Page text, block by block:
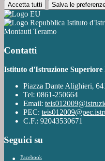
Accetta tutti Salva le
Istituto
Montauti Teramo
Contatti
Istituto d'Istruzione Superiore
Piazza Dante Alighieri,
Tel: 0861-250664
Email:
PEC:
C.F.: 92043530671
Seguici su
Facebook